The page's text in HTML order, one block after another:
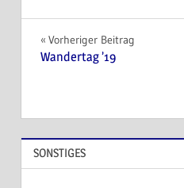
Vorheriger Beitrag
Wandertag ’19
SONSTIGES